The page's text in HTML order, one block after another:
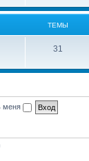
ТЕМЫ
31
меня